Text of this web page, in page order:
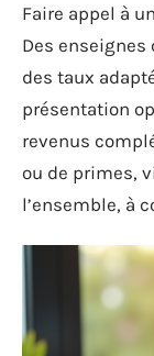
Faire appel à
Des enseignes
des taux
présentation
revenus
ou de primes,
l’ensemble, à